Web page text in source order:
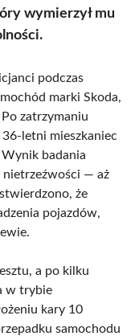
wymierzył mu
podczas
marki Skoda,
zatrzymaniu
36-letni mieszkaniec
badania
nietrzeźwości — aż
że
pojazdów,
a po kilku
w trybie
kary 10
samochodu